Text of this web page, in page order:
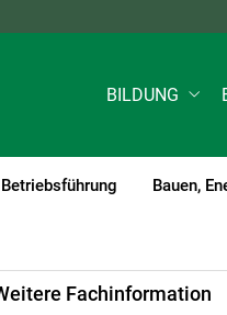
BILDUNG
Betriebsführung Bauen,
Fachinformation